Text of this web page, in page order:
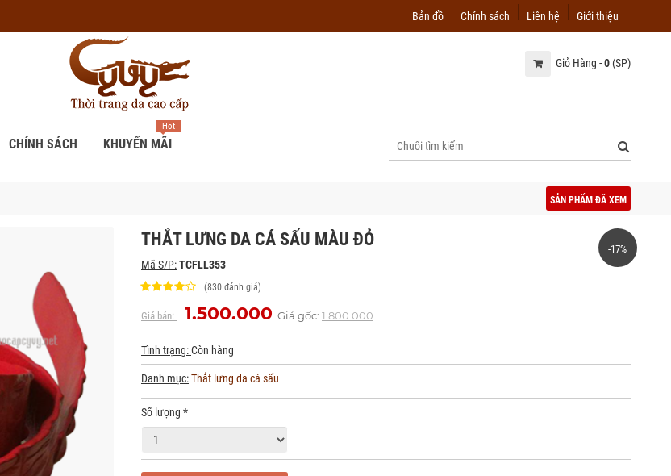
Bản đồ Chính sách Liên hệ Giới thiệu
Giỏ Hàng -0(SP)
CHÍNH SÁCH KHUYẾN MÃI
Hot
SẢN PHẨM ĐÃ XEM
-17%
THẮT LƯNG DA CÁ SẤU MÀU ĐỎ
Mã S/P:TCFLL353
(830 đánh giá)
Giá bán: 1.500.000 Giá gốc: 1.800.000
Tình trạng:Còn hàng
Danh mục:Thắt lưng da cá sấu
Số lượng *